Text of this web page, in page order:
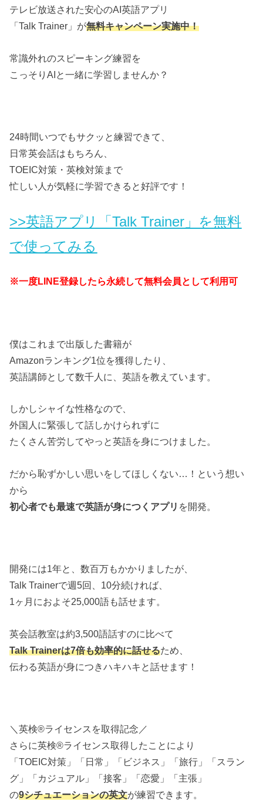
テレビ放送された安心のAI英語アプリ
「Talk Trainer」が無料キャンペーン実施中！
常識外れのスピーキング練習を
こっそりAIと一緒に学習しませんか？
24時間いつでもサクッと練習できて、
日常英会話はもちろん、
TOEIC対策・英検対策まで
忙しい人が気軽に学習できると好評です！
>>英語アプリ「Talk Trainer」を無料
で使ってみる
※一度LINE登録したら永続して無料会員として利用可
僕はこれまで出版した書籍が
Amazonランキング1位を獲得したり、
英語講師として数千人に、英語を教えています。
しかしシャイな性格なので、
外国人に緊張して話しかけられずに
たくさん苦労してやっと英語を身につけました。
だから恥ずかしい思いをしてほしくない…！という想い
から
初心者でも最速で英語が身につくアプリ を開発。
開発には1年と、数百万もかかりましたが、
Talk Trainerで週5回、10分続ければ、
1ヶ月におよそ25,000語も話せます。
英会話教室は約3,500語話すのに比べて
Talk Trainerは7倍も効率的に話せるため、
伝わる英語が身につきハキハキと話せます！
＼英検®ライセンスを取得記念／
さらに英検®ライセンス取得したことにより
「TOEIC対策」「日常」「ビジネス」「旅行」「スラン
グ」「カジュアル」「接客」「恋愛」「主張」
の9シチュエーションの英文が練習できます。